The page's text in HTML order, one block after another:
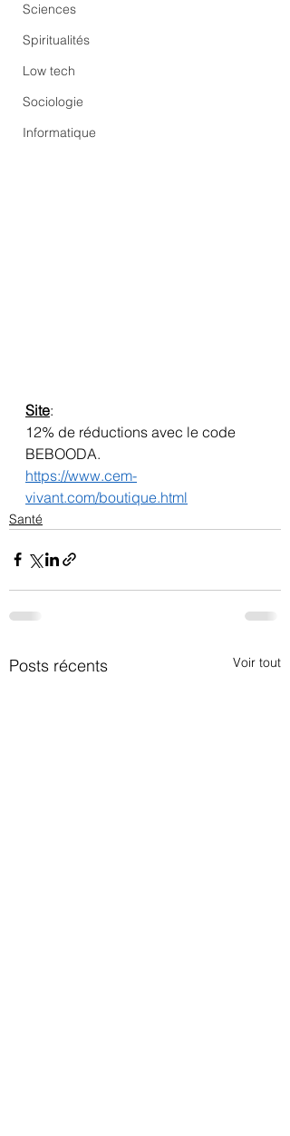
Sciences
Spiritualités
Low tech
Sociologie
Informatique
Site:
12% de réductions avec le code
BEBOODA.
https://www.cem-
vivant.com/boutique.html
Santé
Posts récents Voir tout